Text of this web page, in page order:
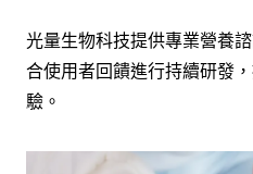
光量生物科技提供專業營養
合使用者回饋進行持續研發
驗。